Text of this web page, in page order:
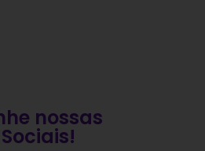
nossas